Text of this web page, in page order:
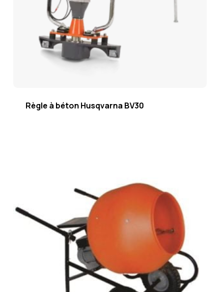
Règle à béton Husqvarna BV30